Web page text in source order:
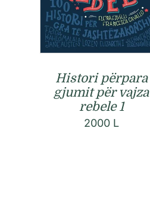
Histori përpara
gjumit për vajza
rebele 1
2000 L